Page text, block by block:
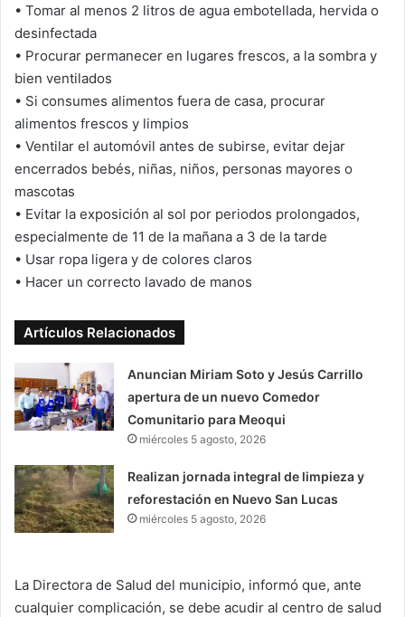
•⁠ ⁠Tomar al menos 2 litros de agua embotellada, hervida o
desinfectada
•⁠ ⁠Procurar permanecer en lugares frescos, a la sombra y
bien ventilados
•⁠ ⁠Si consumes alimentos fuera de casa, procurar
alimentos frescos y limpios
•⁠ ⁠Ventilar el automóvil antes de subirse, evitar dejar
encerrados bebés, niñas, niños, personas mayores o
mascotas
•⁠ ⁠Evitar la exposición al sol por periodos prolongados,
especialmente de 11 de la mañana a 3 de la tarde
•⁠ ⁠Usar ropa ligera y de colores claros
•⁠ ⁠Hacer un correcto lavado de manos
Artículos Relacionados
Anuncian Miriam Soto y Jesús Carrillo
apertura de un nuevo Comedor
Comunitario para Meoqui
miércoles 5 agosto, 2026
Realizan jornada integral de limpieza y
reforestación en Nuevo San Lucas
miércoles 5 agosto, 2026
La Directora de Salud del municipio, informó que, ante
cualquier complicación, se debe acudir al centro de salud